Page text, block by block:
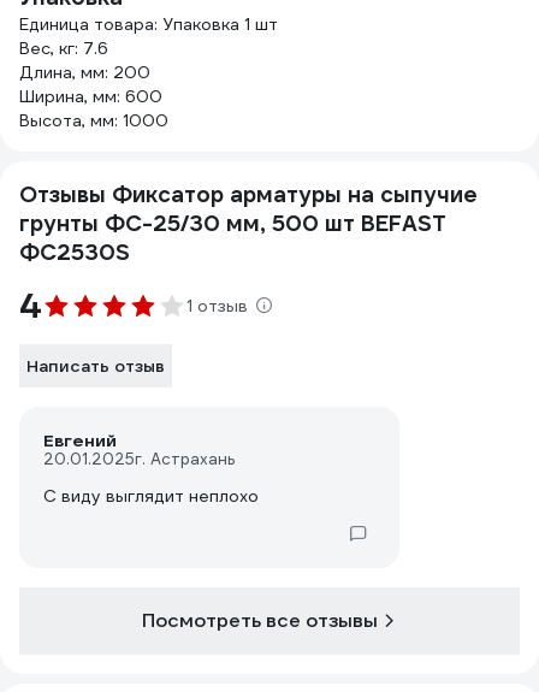
Единица товара: Упаковка 1 шт
Вес, кг: 7.6
Длина, мм: 200
Ширина, мм: 600
Высота, мм: 1000
Отзывы Фиксатор арматуры на сыпучие
грунты ФС-25/30 мм, 500 шт BEFAST
ФС2530S
4 1 отзыв
Написать отзыв
Евгений
20.01.2025г. Астрахань
С виду выглядит неплохо
Посмотреть все отзывы